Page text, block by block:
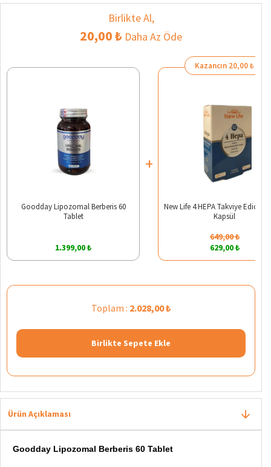
Birlikte Al,
20,00 ₺ Daha Az Öde
Goodday Lipozomal Berberis 60
Tablet
1.399,00 ₺
+
Kazancın 20,00 ₺
New Life 4 HEPA Takviye Edici
Kapsül
649,00 ₺
629,00 ₺
Toplam : 2.028,00 ₺
Birlikte Sepete Ekle
Ürün Açıklaması
Goodday Lipozomal Berberis 60 Tablet